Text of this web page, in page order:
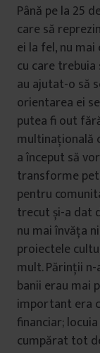
Până pe la 25
care să
ei la fel, nu
cu care
au ajutat-o să
orientarea ei
putea fi out
multinațională
a început să
transforme
pentru
trecut și-a dat
nu mai învăța
proiectele
mult. Părinții
banii erau mai
important era
financiar;
cumpărat tot